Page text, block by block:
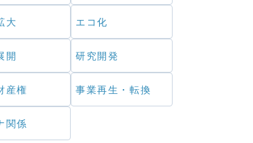
大 エコ化
開 研究開発
産権 事業再生・転換
関係